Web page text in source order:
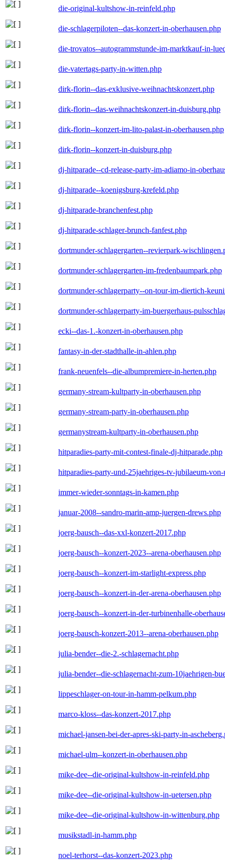
die-original-kultshow-in-reinfeld.php
die-schlagerpiloten--das-konzert-in-oberhausen.php
die-trovatos--autogrammstunde-im-marktkauf-in-
die-vatertags-party-in-witten.php
dirk-florin--das-exklusive-weihnachtskonzert.php
dirk-florin--das-weihnachtskonzert-in-duisburg.php
dirk-florin--konzert-im-lito-palast-in-oberhausen.php
dirk-florin--konzert-in-duisburg.php
dj-hitparade--cd-release-party-im-adiamo-in-
dj-hitparade--koenigsburg-krefeld.php
dj-hitparade-branchenfest.php
dj-hitparade-schlager-brunch-fanfest.php
dortmunder-schlagergarten--revierpark-
dortmunder-schlagergarten-im-fredenbaumpark.php
dortmunder-schlagerparty--on-tour-im-diertich-
dortmunder-schlagerparty-im-buergerhaus-
ecki--das-1.-konzert-in-oberhausen.php
fantasy-in-der-stadthalle-in-ahlen.php
frank-neuenfels--die-albumpremiere-in-herten.php
germany-stream-kultparty-in-oberhausen.php
germany-stream-party-in-oberhausen.php
germanystream-kultparty-in-oberhausen.php
hitparadies-party-mit-contest-finale-dj-hitparade.php
hitparadies-party-und-25jaehriges-tv-jubilaeum-
immer-wieder-sonntags-in-kamen.php
januar-2008--sandro-marin-amp-juergen-drews.php
joerg-bausch--das-xxl-konzert-2017.php
joerg-bausch--konzert-2023--arena-oberhausen.php
joerg-bausch--konzert-im-starlight-express.php
joerg-bausch--konzert-in-der-arena-oberhausen.php
joerg-bausch--konzert-in-der-turbinenhalle-
joerg-bausch-konzert-2013--arena-oberhausen.php
julia-bender--die-2.-schlagernacht.php
julia-bender--die-schlagernacht-zum-10jaehrigen-
lippeschlager-on-tour-in-hamm-pelkum.php
marco-kloss--das-konzert-2017.php
michael-jansen-bei-der-apres-ski-party-in-
michael-ulm--konzert-in-oberhausen.php
mike-dee--die-original-kultshow-in-reinfeld.php
mike-dee--die-original-kultshow-in-uetersen.php
mike-dee--die-original-kultshow-in-wittenburg.php
musikstadl-in-hamm.php
noel-terhorst--das-konzert-2023.php